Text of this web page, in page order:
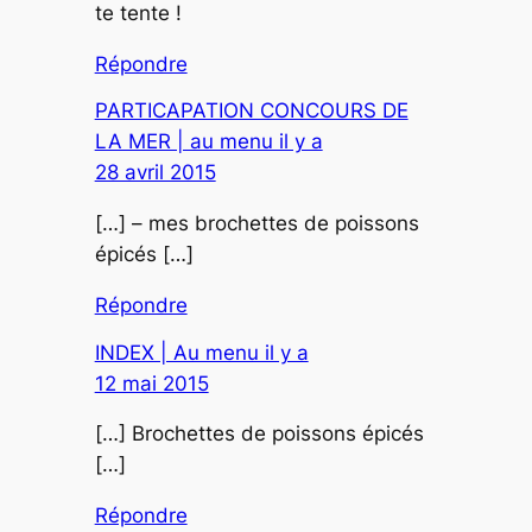
te tente !
Répondre
PARTICAPATION CONCOURS DE
LA MER | au menu il y a
28 avril 2015
[…] – mes brochettes de poissons
épicés […]
Répondre
INDEX | Au menu il y a
12 mai 2015
[…] Brochettes de poissons épicés
[…]
Répondre